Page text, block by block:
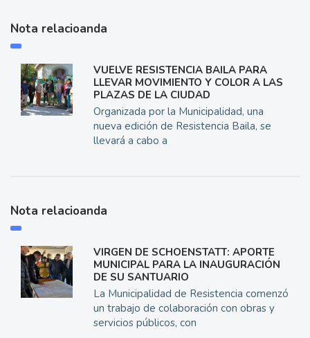
Nota relacioanda
VUELVE RESISTENCIA BAILA PARA
LLEVAR MOVIMIENTO Y COLOR A LAS
PLAZAS DE LA CIUDAD
Organizada por la Municipalidad, una
nueva edición de Resistencia Baila, se
llevará a cabo a
Nota relacioanda
VIRGEN DE SCHOENSTATT: APORTE
MUNICIPAL PARA LA INAUGURACIÓN
DE SU SANTUARIO
La Municipalidad de Resistencia comenzó
un trabajo de colaboración con obras y
servicios públicos, con